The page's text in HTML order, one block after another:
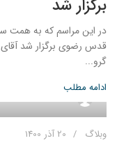
برگزار شد
در این مراسم که به همت
قدس رضوی برگزار شد
گرو...
ادامه مطلب
admin
وبلاگ 20 آذر 1400